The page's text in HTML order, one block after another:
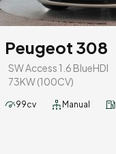
Peugeot 308
SW Access 1.6 BlueHDI
73KW (100CV)
99cv Manual